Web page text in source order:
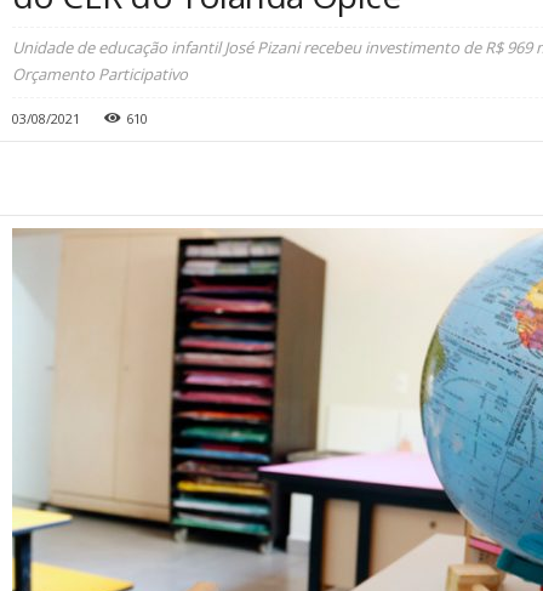
Unidade de educação infantil José Pizani recebeu investimento de R$
Orçamento Participativo
03/08/2021 610